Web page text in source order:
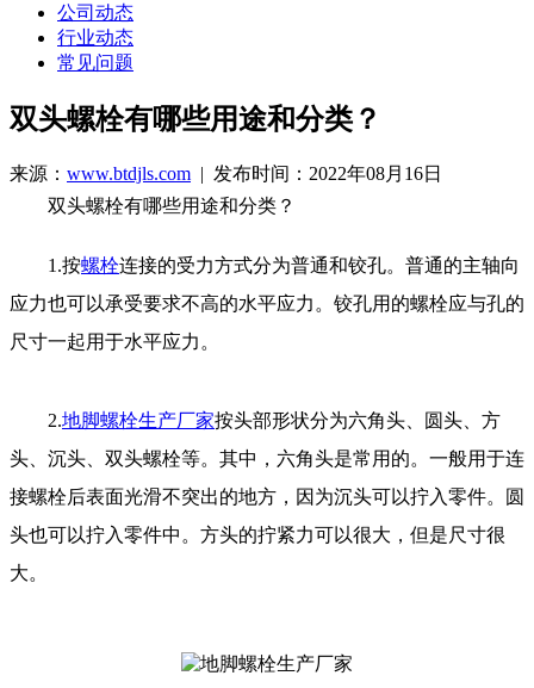
公司动态
行业动态
常见问题
双头螺栓有哪些用途和分类？
来源： www.btdjls.com | 发布时间：2022年08月16日
双头螺栓有哪些用途和分类？
1.按螺栓连接的受力方式分为普通和铰孔。普通的主轴向
应力也可以承受要求不高的水平应力。铰孔用的螺栓应与孔的
尺寸一起用于水平应力。
2.地脚螺栓生产厂家按头部形状分为六角头、圆头、方
头、沉头、双头螺栓等。其中，六角头是常用的。一般用于连
接螺栓后表面光滑不突出的地方，因 为沉头可以拧入零件。圆
头也可以拧入零件中。方头的拧紧力可以很大，但是尺寸很
大。